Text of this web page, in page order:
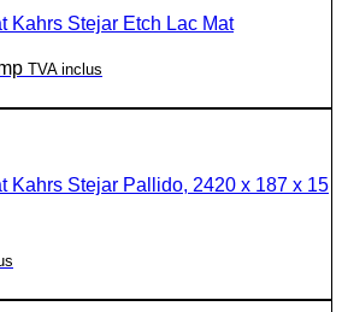
Kahrs Stejar Etch Lac Mat
TVA inclus
Kahrs Stejar Pallido, 2420 x 187 x 15